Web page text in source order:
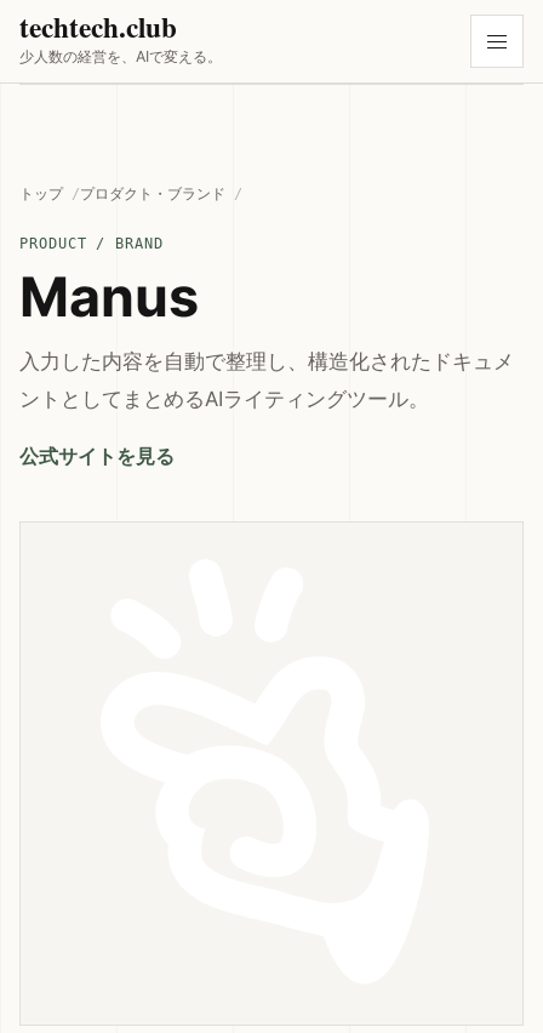
techtech.club
少人数の経営を、AIで変える。
トップ プロダクト・ブランド
PRODUCT / BRAND
Manus
入力した内容を自動で整理し、構造化されたドキュメ
ントとしてまとめるAIライティングツール。
公式サイトを見る